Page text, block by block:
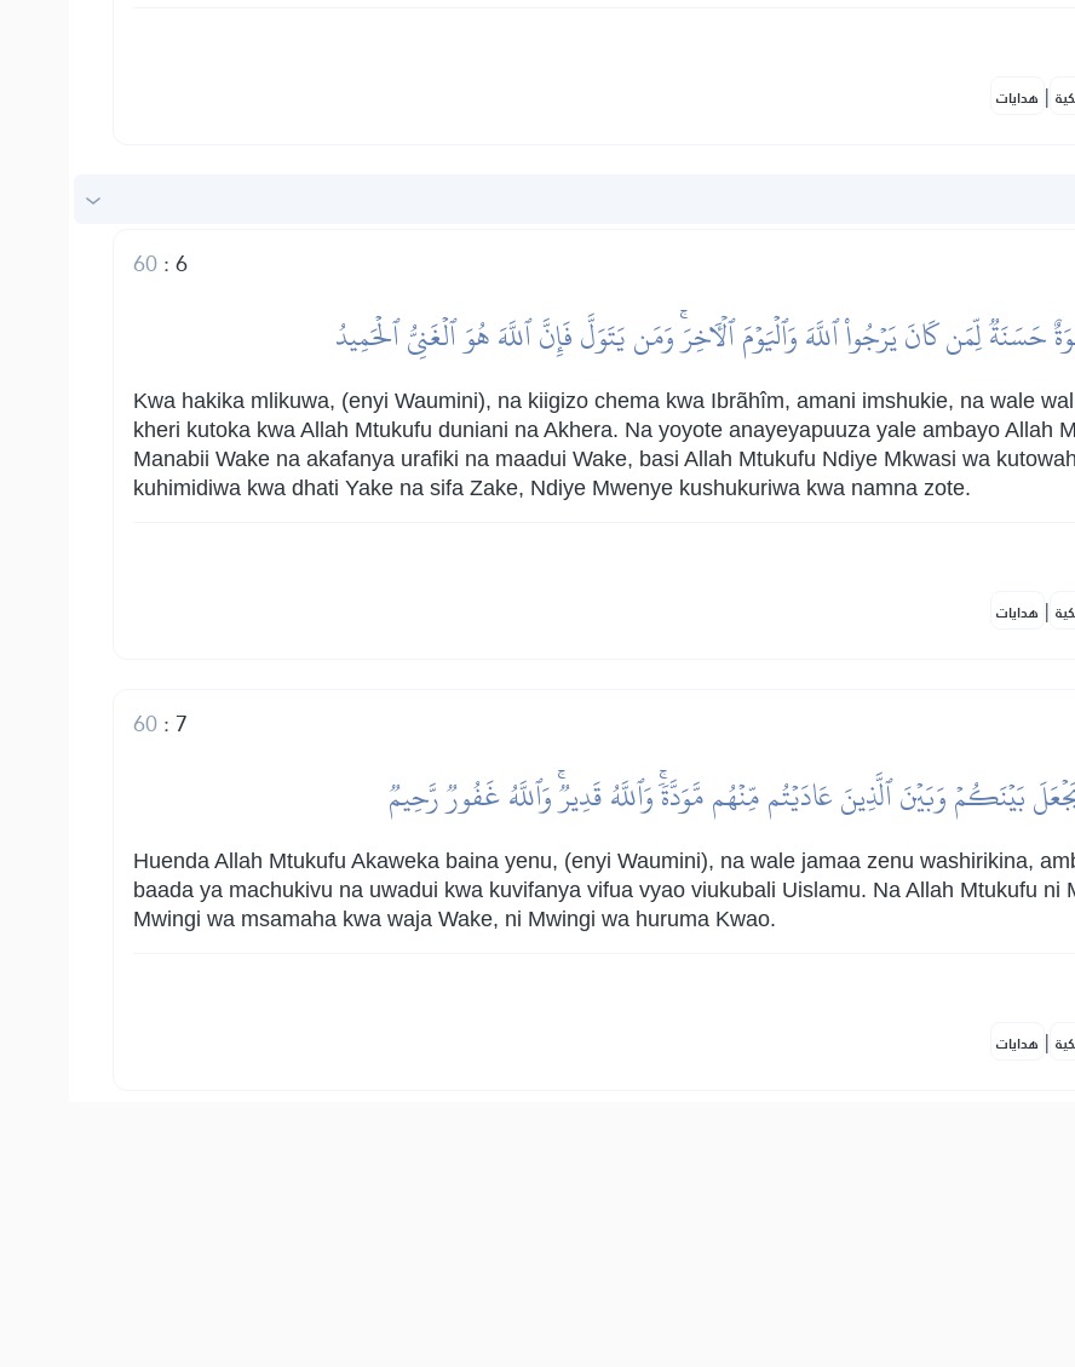
| هدايات
6
:
60
لِّمَن كَانَ يَرۡجُواْ ٱللَّهَ وَٱلۡيَوۡمَ ٱلۡأٓخِرَۚ وَمَن يَتَوَلَّ فَإِنَّ ٱللَّهَ هُوَ ٱلۡغَنِيُّ ٱلۡحَمِيدُ
Kwa hakika mlikuwa, (enyi Waumini), na kiigizo chema kwa Ibrãhîm, amani imshukie, na wale
kheri kutoka kwa Allah Mtukufu duniani na Akhera. Na yoyote anayeyapuuza yale ambayo Allah
Manabii Wake na akafanya urafiki na maadui Wake, basi Allah Mtukufu Ndiye Mkwasi wa
kuhimidiwa kwa dhati Yake na sifa Zake, Ndiye Mwenye kushukuriwa kwa namna zote.
| هدايات
7
:
60
بَيۡنَكُمۡ وَبَيۡنَ ٱلَّذِينَ عَادَيۡتُم مِّنۡهُم مَّوَدَّةٗۚ وَٱللَّهُ قَدِيرٞۚ وَٱللَّهُ غَفُورٞ رَّحِيمٞ
Huenda Allah Mtukufu Akaweka baina yenu, (enyi Waumini), na wale jamaa zenu washirikina,
baada ya machukivu na uwadui kwa kuvifanya vifua vyao viukubali Uislamu. Na Allah Mtukufu ni
Mwingi wa msamaha kwa waja Wake, ni Mwingi wa huruma Kwao.
| هدايات